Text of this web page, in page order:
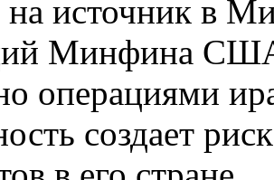
на источник в
Минфина США
операциями
создает